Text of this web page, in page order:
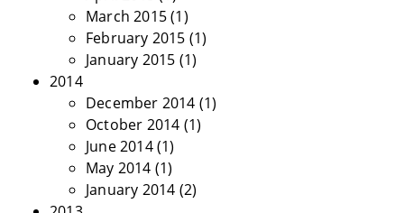
March 2015(1)
February 2015 (1)
January 2015 (1)
2014
December 2014 (1)
October 2014 (1)
June 2014(1)
May 2014 (1)
January 2014 (2)